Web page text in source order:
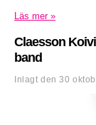
Läs mer »
Claesson
band
Inlagt den30